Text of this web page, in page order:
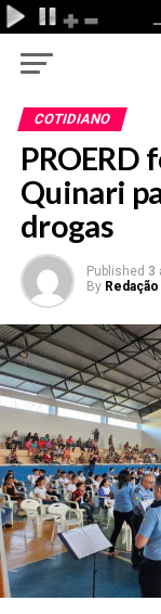
COTIDIANO
PROERD
Quinari
drogas
Published 3
By Redação